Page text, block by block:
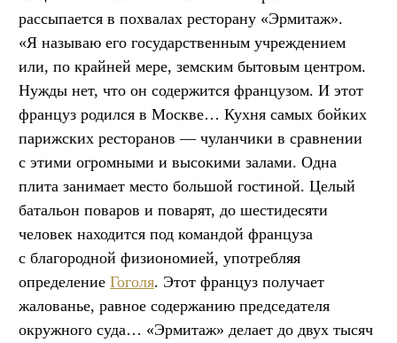
рассыпается в похвалах ресторану «Эрмитаж».
«Я называю его государственным учреждением
или, по крайней мере, земским бытовым центром.
Нужды нет, что он содержится французом. И этот
француз родился в Москве… Кухня самых бойких
парижских ресторанов — чуланчики в сравнении
с этими огромными и высокими залами. Одна
плита занимает место большой гостиной. Целый
батальон поваров и поварят, до шестидесяти
человек находится под командой француза
с благородной физиономией, употребляя
определение Гоголя. Этот француз получает
жалованье, равное содержанию председателя
окружного суда… «Эрмитаж» делает до двух тысяч